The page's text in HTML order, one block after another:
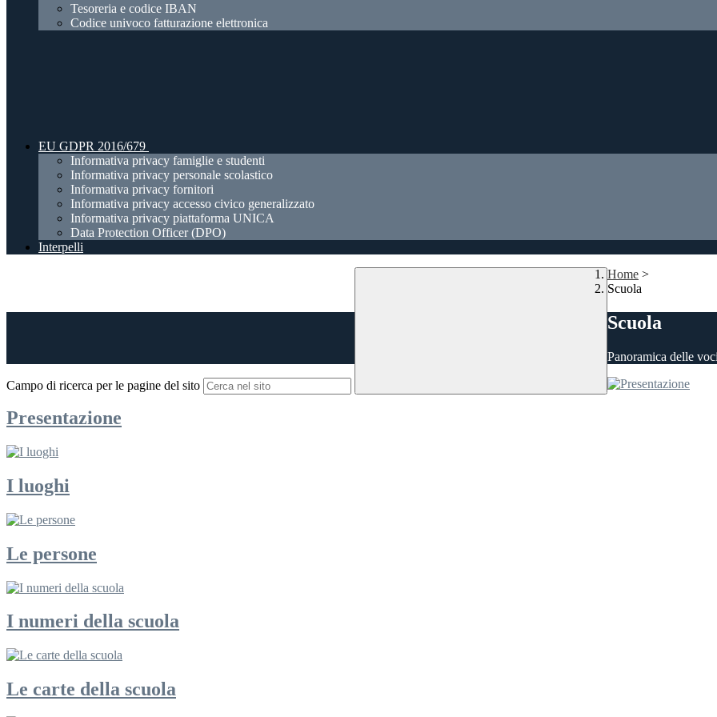
Tesoreria e codice IBAN
Codice univoco fatturazione elettronica
EU GDPR 2016/679
Informativa privacy famiglie e studenti
Informativa privacy personale scolastico
Informativa privacy fornitori
Informativa privacy accesso civico generalizzato
Informativa privacy piattaforma UNICA
Data Protection Officer (DPO)
Interpelli
Campo di ricerca per le pagine del sito
Home >
Scuola
Scuola
Panoramica delle
Presentazione
I luoghi
Le persone
I numeri della scuola
Le carte della scuola